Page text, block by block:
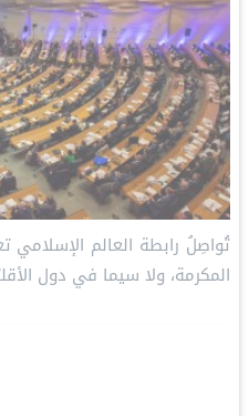
تُواصِلُ ⁧‫رابطة العالم
المكرمة، ولا سيما في دول